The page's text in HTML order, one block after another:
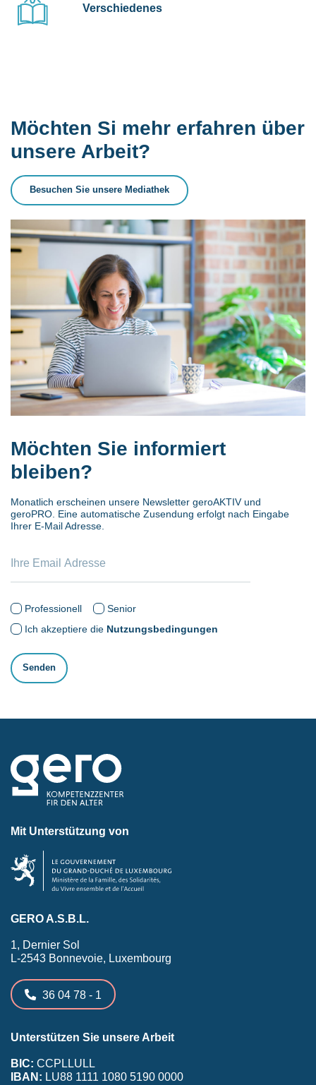
Verschiedenes
Möchten Si mehr erfahren über
unsere Arbeit?
Besuchen Sie unsere Mediathek
Möchten Sie informiert
bleiben?
Monatlich erscheinen unsere Newsletter geroAKTIV und
geroPRO. Eine automatische Zusendung erfolgt nach Eingabe
Ihrer E-Mail Adresse.
Professionell
Senior
Ich akzeptiere die Nutzungsbedingungen
Mit Unterstützung von
GERO A.S.B.L.
1, Dernier Sol
L-2543 Bonnevoie, Luxembourg
36 04 78 - 1
Unterstützen Sie unsere Arbeit
BIC: CCPLLULL
IBAN: LU88 1111 1080 5190 0000